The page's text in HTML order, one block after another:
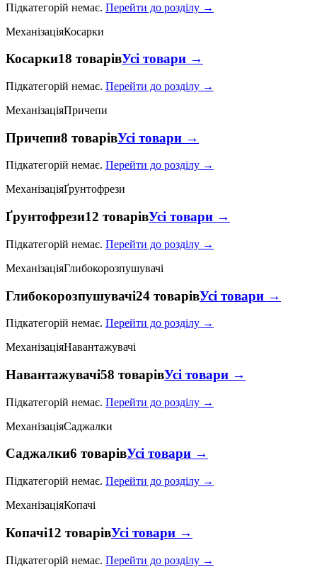
Підкатегорій немає. Перейти до розділу →
МеханізаціяКосарки
Косарки18 товарівУсі товари →
Підкатегорій немає. Перейти до розділу →
МеханізаціяПричепи
Причепи8 товарівУсі товари →
Підкатегорій немає. Перейти до розділу →
МеханізаціяҐрунтофрези
Ґрунтофрези12 товарівУсі товари →
Підкатегорій немає. Перейти до розділу →
МеханізаціяГлибокорозпушувачі
Глибокорозпушувачі24 товарівУсі товари →
Підкатегорій немає. Перейти до розділу →
МеханізаціяНавантажувачі
Навантажувачі58 товарівУсі товари →
Підкатегорій немає. Перейти до розділу →
МеханізаціяСаджалки
Саджалки6 товарівУсі товари →
Підкатегорій немає. Перейти до розділу →
МеханізаціяКопачі
Копачі12 товарівУсі товари →
Підкатегорій немає. Перейти до розділу →